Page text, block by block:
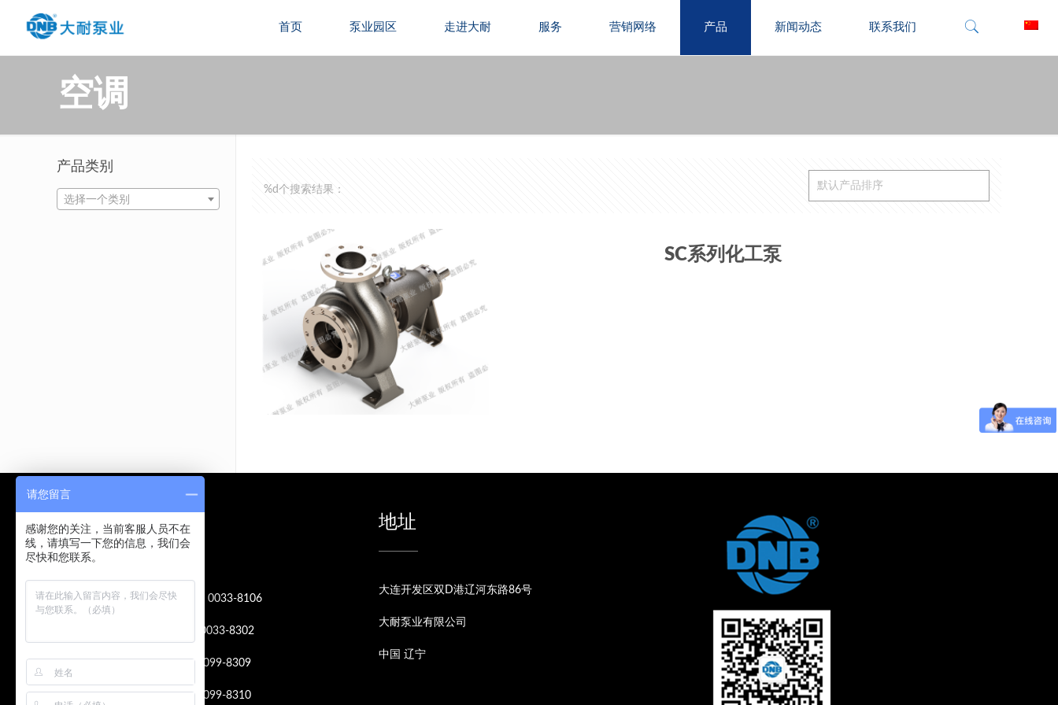
首页 泵业园区 走进大耐 服务 营销网络 产品 新闻动态 联系我们
空调
%d个搜索结果：
SC系列化工泵
产品类别
选择一个类别
联系方式
国内销售热线：+86 411 8589 0033-8106
核电泵销售： +86 411 8589 0033-8302
备件及维修： +86 411 85890099-8309
+86 411 85890099-8310
地址
大连开发区双D港辽河东路86号
大耐泵业有限公司
中国 辽宁
请您留言
感谢您的关注，当前客服人员不在
线，请填写一下您的信息，我们会
尽快和您联系。